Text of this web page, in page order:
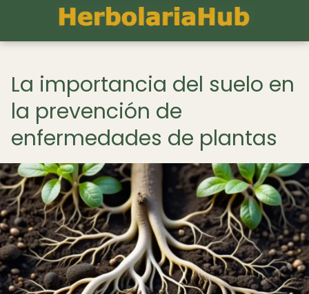
La importancia del suelo en
la prevención de
enfermedades de plantas